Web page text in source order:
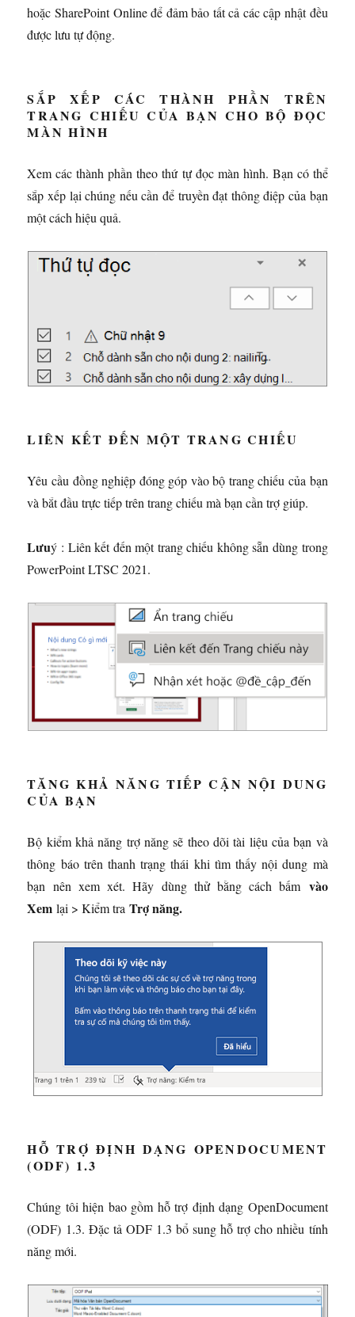
hoặc SharePoint Online để đảm bảo tất cả các cập nhật đều
được lưu tự động.
SẮP XẾP CÁC THÀNH PHẦN TRÊN
TRANG CHIẾU CỦA BẠN CHO BỘ ĐỌC
MÀN HÌNH
Xem các thành phần theo thứ tự đọc màn hình. Bạn có thể
sắp xếp lại chúng nếu cần để truyền đạt thông điệp của bạn
một cách hiệu quả.
LIÊN KẾT ĐẾN MỘT TRANG CHIẾU
Yêu cầu đồng nghiệp đóng góp vào bộ trang chiếu của bạn
và bắt đầu trực tiếp trên trang chiếu mà bạn cần trợ giúp.
Lưuý : Liên kết đến một trang chiếu không sẵn dùng trong
PowerPoint LTSC 2021.
TĂNG KHẢ NĂNG TIẾP CẬN NỘI DUNG
CỦA BẠN
Bộ kiểm khả năng trợ năng sẽ theo dõi tài liệu của bạn và
thông báo trên thanh trạng thái khi tìm thấy nội dung mà
bạn nên xem xét. Hãy dùng thử bằng cách bấm vào
Xem lại > Kiểm traTrợ năng.
HỖ TRỢ ĐỊNH DẠNG OPENDOCUMENT
(ODF) 1.3
Chúng tôi hiện bao gồm hỗ trợ định dạng OpenDocument
(ODF) 1.3. Đặc tả ODF 1.3 bổ sung hỗ trợ cho nhiều tính
năng mới.